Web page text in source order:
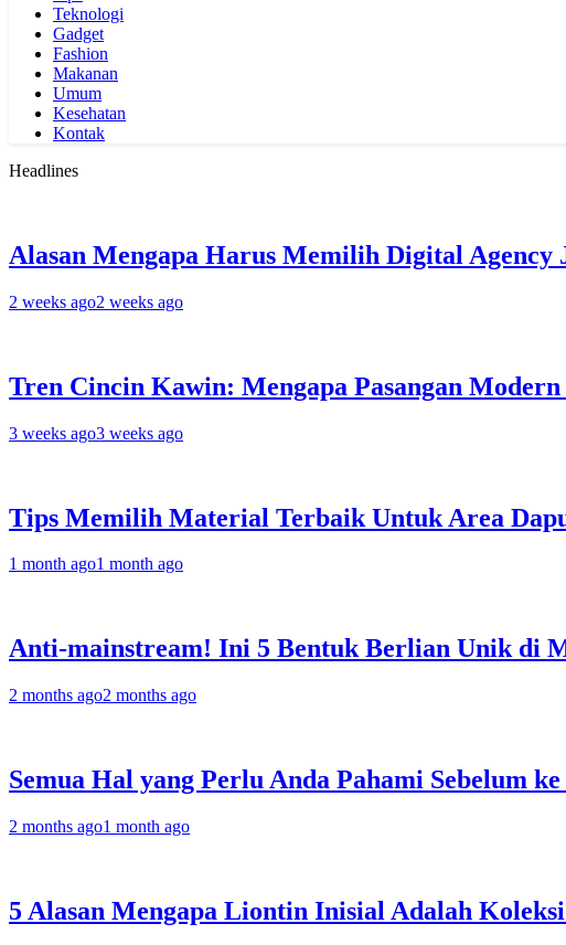
Teknologi
Gadget
Fashion
Makanan
Umum
Kesehatan
Kontak
Headlines
Alasan Mengapa Harus Memilih Digital
2 weeks ago2 weeks ago
Tren Cincin Kawin: Mengapa Pasangan
3 weeks ago3 weeks ago
Tips Memilih Material Terbaik Untuk Area
1 month ago1 month ago
Anti-mainstream! Ini 5 Bentuk Berlian Unik di
2 months ago2 months ago
Semua Hal yang Perlu Anda Pahami Sebelum
2 months ago1 month ago
5 Alasan Mengapa Liontin Inisial Adalah